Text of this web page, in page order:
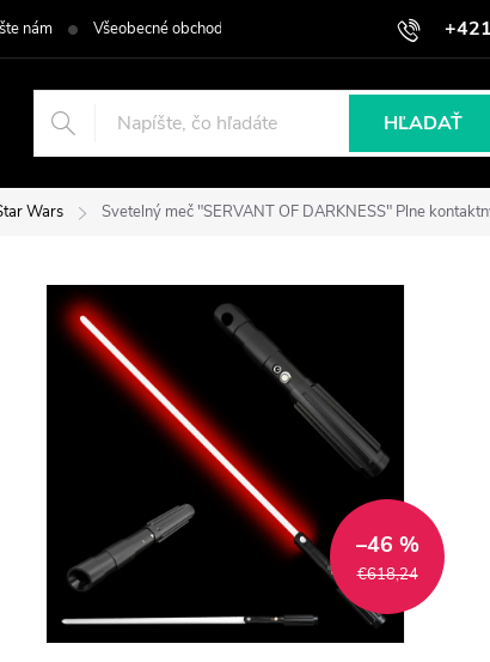
nám Všeobecné obchodné podmienky Podmienky
HĽADAŤ
Wars Svetelný meč "SERVANT OF DARKNESS" Plne
€618,24
–46 %